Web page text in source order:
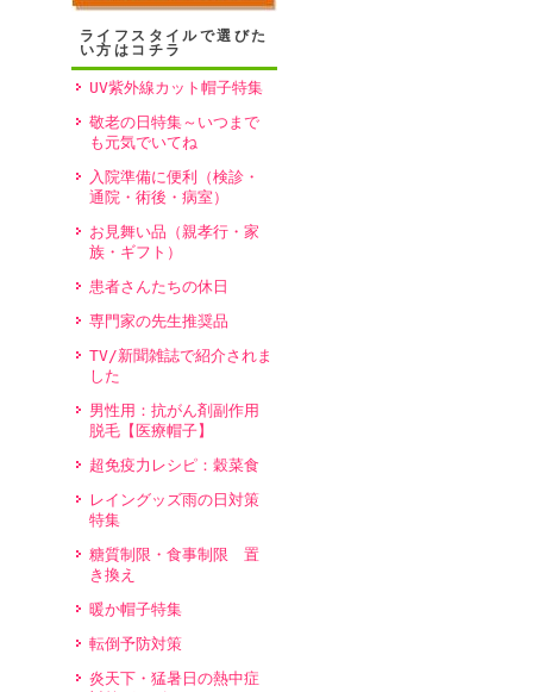
ライフスタイルで選びた
い方はコチラ
UV紫外線カット帽子特集
敬老の日特集～いつまで
も元気でいてね
入院準備に便利（検診・
通院・術後・病室）
お見舞い品（親孝行・家
族・ギフト）
患者さんたちの休日
専門家の先生推奨品
TV/新聞雑誌で紹介されま
した
男性用：抗がん剤副作用
脱毛【医療帽子】
超免疫力レシピ：穀菜食
レイングッズ雨の日対策
特集
糖質制限・食事制限 置
き換え
暖か帽子特集
転倒予防対策
炎天下・猛暑日の熱中症